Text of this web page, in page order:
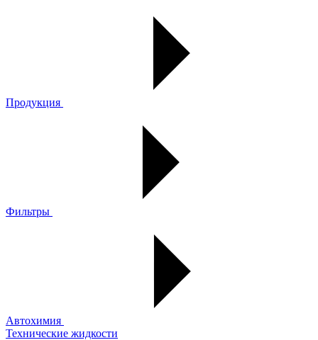
Продукция
Фильтры
Автохимия
Технические жидкости